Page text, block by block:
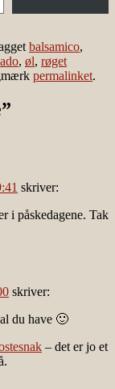
balsamico,
, øl, røget
permalinket.
”
skriver:
i påskedagene. Tak
skriver:
du have 🙂
– det er jo et